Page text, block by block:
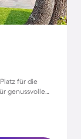
für die
genussvolle